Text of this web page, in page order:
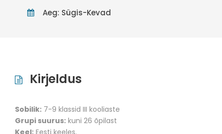
Aeg: Sügis-Kevad
Kirjeldus
Sobilik: 7-9 klassid III kooliaste
Grupi suurus: kuni 26 õpilast
Keel: Eesti keeles.